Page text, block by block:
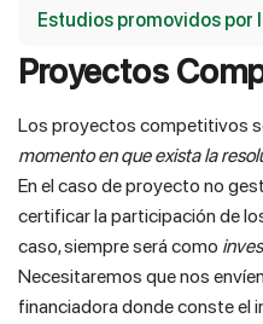
Estudios promovidos por
Proyectos
Los proyectos competitivos
momento en que exista la
En el caso de proyecto no
certificar la participación de
caso, siempre será como
Necesitaremos que nos
financiadora donde conste el